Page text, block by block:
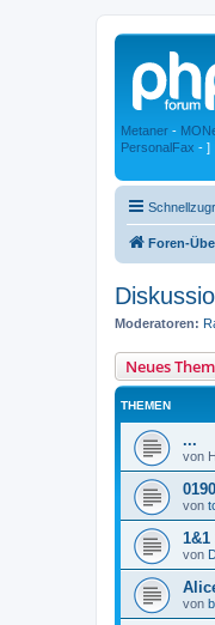
Metaner -
PersonalFax - ]
Foren-
Moderatoren:
Neues
THEMEN
...
von
von
von
von